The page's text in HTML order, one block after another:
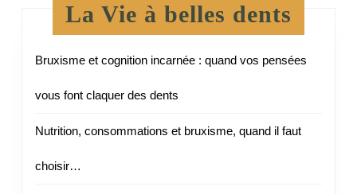
La Vie à belles dents
Bruxisme et cognition incarnée : quand vos pensées
vous font claquer des dents
Nutrition, consommations et bruxisme, quand il faut
choisir…